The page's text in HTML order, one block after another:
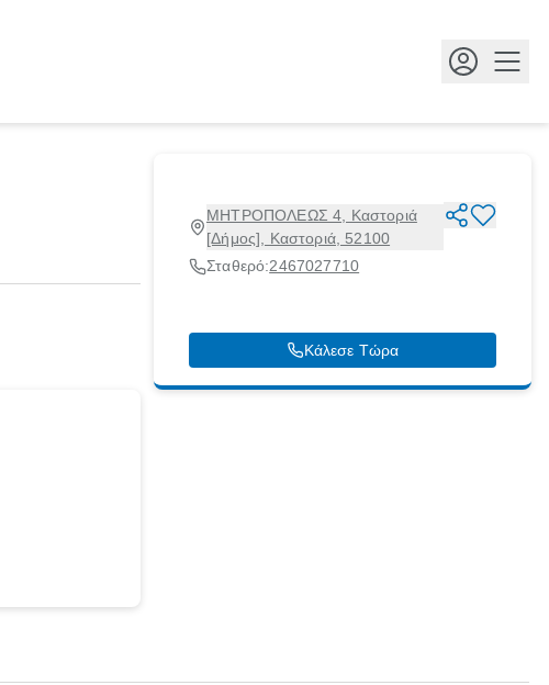
ΜΗΤΡΟΠΟΛΕΩΣ 4, Καστοριά
[Δήμος], Καστοριά, 52100
Σταθερό:2467027710
Κάλεσε Τώρα